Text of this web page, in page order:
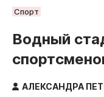
РУБРИКИ
Обнинск
Новости
Статьи
Народные
Спорт
Водный
АЛЕКСАНДРА